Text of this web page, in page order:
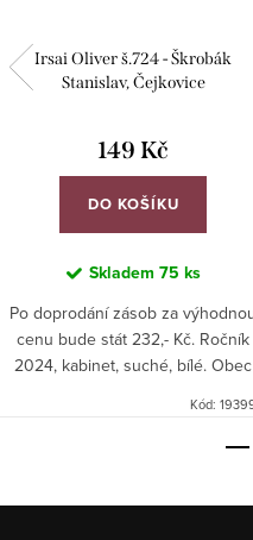
Irsai Oliver š.724 - Škrobák
Stanislav, Čejkovice
149 Kč
DO KOŠÍKU
Skladem 75 ks
Po doprodání zásob za
cenu bude stát 232,- Kč. Ročník
2024, kabinet, suché, bílé. Obec
Kód: